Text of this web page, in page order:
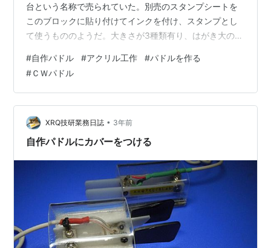
台という名称で売られていた。別売のスタンプシートを
このブロックに貼り付けてインクを付け、スタンプとし
て使うもののようだ。大きさが3種類有り、はがき大のも
のを入手した。表面が磨かれていて透き通ってきれいな
ブロックである。 この美しさに惹かれて、パドルを作っ
てみようと考えた。これまでもアクリル板でパドルを作
ってきたが、今回は全体を透明になるようにしてみた
い。しかし、接点部分や支持部分は金属のビスやキュー
ブスペーサーを使わなくてはならず、…
#自作パドル #アクリル工作 #パドルを作る
#ＣＷパドル
XRQ技研業務日誌 • 3年前
自作パドルにカバーをつける